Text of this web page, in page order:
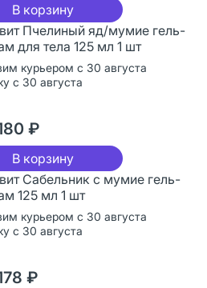
В корзину
Пчелиный яд/мумие гель-
для тела 125 мл 1 шт
курьером с 30 августа
с 30 августа
₽
В корзину
Сабельник с мумие гель-
125 мл 1 шт
курьером с 30 августа
с 30 августа
₽